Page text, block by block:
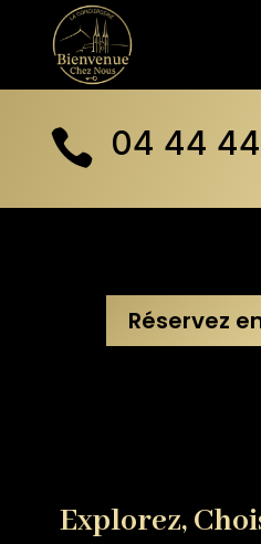
 04 44
Réservez
Explorez,